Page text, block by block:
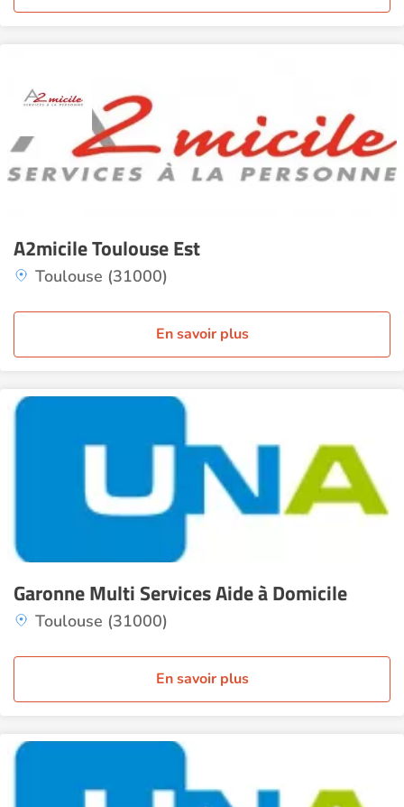
A2micile Toulouse Est
Toulouse (31000)
En savoir plus
Garonne Multi Services Aide à Domicile
Toulouse (31000)
En savoir plus